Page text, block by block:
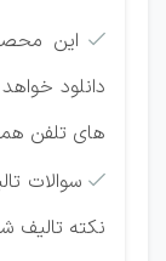
 این
دانلود
های تلفن
 سوالات
نکته تالیف